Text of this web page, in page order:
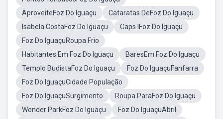
AproveiteFoz Do Iguaçu
Cataratas DeFoz Do Iguaçu
Isabela CostaFoz Do Iguaçu
Caps IFoz Do Iguaçu
Foz Do IguaçuRoupa Frio
Habitantes Em Foz Do Iguaçu
BaresEm Foz Do Iguaçu
Templo BudistaFoz Do Iguaçu
Foz Do IguaçuFanfarra
Foz Do IguaçuCidade População
Foz Do IguaçuSurgimento
Roupa ParaFoz Do Iguaçu
Wonder ParkFoz Do Iguaçu
Foz Do IguaçuAbril